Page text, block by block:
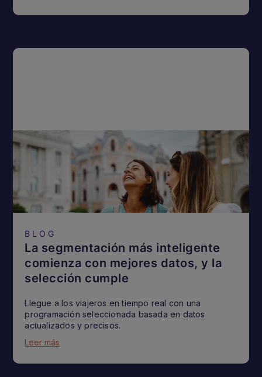
BLOG
La segmentación más inteligente
comienza con mejores datos, y la
selección cumple
Llegue a los viajeros en tiempo real con una
programación seleccionada basada en datos
actualizados y precisos.
Leer más